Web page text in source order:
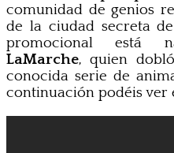
comunidad de genios
de la ciudad secreta
promocional está
LaMarche, quien
conocida serie de
continuación podéis ver